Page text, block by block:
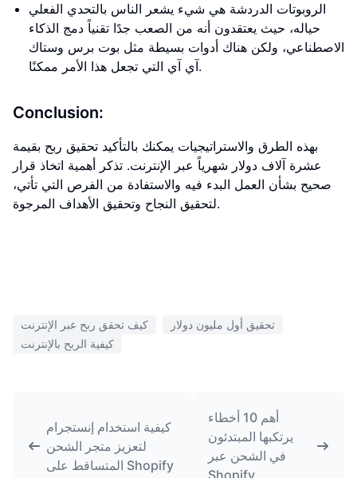
الروبوتات الدردشة هي شيء يشعر الناس بالتحدي الفعلي
حياله، حيث يعتقدون أنه من الصعب جدًا تقنياً دمج الذكاء
الاصطناعي، ولكن هناك أدوات بسيطة مثل بوت برس وستاك
آي آي التي تجعل هذا الأمر ممكنًا.
Conclusion:
بهذه الطرق والاستراتيجيات يمكنك بالتأكيد تحقيق ربح بقيمة
عشرة آلاف دولار شهرياً عبر الإنترنت. تذكر أهمية اتخاذ قرار
صحيح بشأن العمل البدء فيه والاستفادة من الفرص التي تأتي،
لتحقيق النجاح وتحقيق الأهداف المرجوة.
كيف تحقق ربح عبر الإنترنت
تحقيق أول مليون دولار
كيفية الربح بالإنترنت
كيفية استخدام إنستجرام
لتعزيز متجر الشحن
المتساقط على Shopify
أهم 10 أخطاء
يرتكبها المبتدئون
في الشحن عبر
Shopify